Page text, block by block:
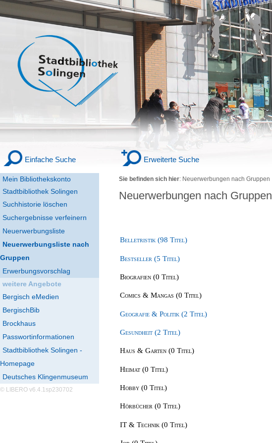
Mein Bibliothekskonto
Stadtbibliothek Solingen
Einfache Suche Erweiterte Suche
Suchhistorie löschen
Suchergebnisse verfeinern
Neuerwerbungsliste
Neuerwerbungsliste nach
Gruppen
Erwerbungsvorschlag
weitere Angebote
Bergisch eMedien
BergischBib
Brockhaus
Passwortinformationen
Stadtbibliothek Solingen -
Homepage
Deutsches Klingenmuseum
© LIBERO v6.4.1sp230702
Sie befinden sich hier: Neuerwerbungen nach Gruppen
Neuerwerbungen nach Gruppen
Belletristik (98 Titel)
Bestseller (5 Titel)
Biografien (0 Titel)
Comics & Mangas (0 Titel)
Geografie & Politik (2 Titel)
Gesundheit (2 Titel)
Haus & Garten (0 Titel)
Heimat (0 Titel)
Hobby (0 Titel)
Hörbücher (0 Titel)
IT & Technik (0 Titel)